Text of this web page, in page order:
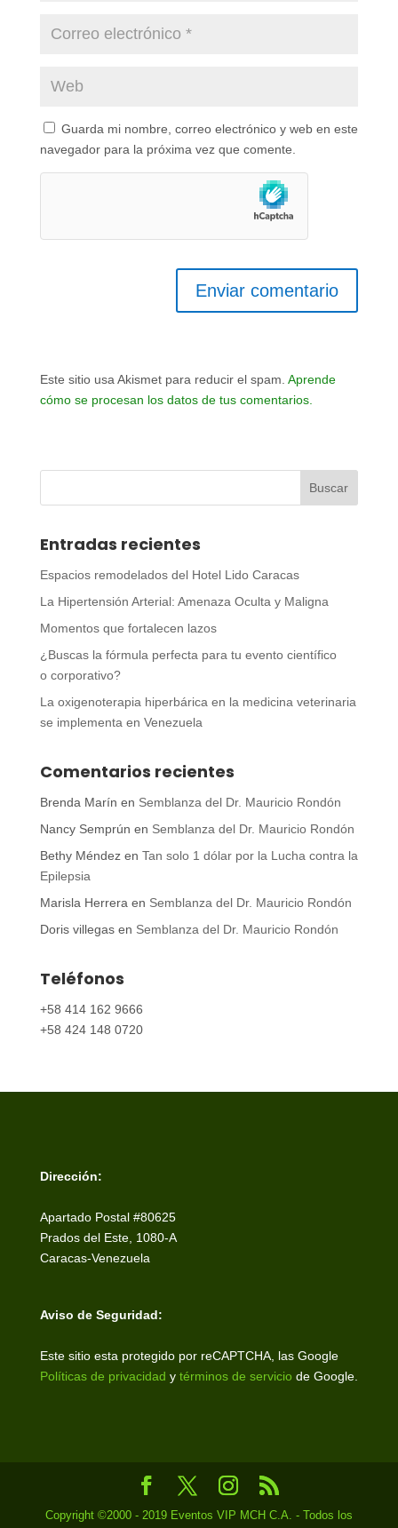
Guarda mi nombre, correo electrónico y web en este
navegador para la próxima vez que comente.
Este sitio usa Akismet para reducir el spam. Aprende
cómo se procesan los datos de tus comentarios.
Entradas recientes
Espacios remodelados del Hotel Lido Caracas
La Hipertensión Arterial: Amenaza Oculta y Maligna
Momentos que fortalecen lazos
¿Buscas la fórmula perfecta para tu evento científico
o corporativo?
La oxigenoterapia hiperbárica en la medicina veterinaria
se implementa en Venezuela
Comentarios recientes
Brenda Marín en Semblanza del Dr. Mauricio Rondón
Nancy Semprún en Semblanza del Dr. Mauricio Rondón
Bethy Méndezen Tan solo 1 dólar por la Lucha contra la
Epilepsia
Marisla Herrera en Semblanza del Dr. Mauricio Rondón
Doris villegasen Semblanza del Dr. Mauricio Rondón
Teléfonos
+58 414 162 9666
+58 424 148 0720
Dirección:
Apartado Postal #80625
Prados del Este, 1080-A
Caracas-Venezuela
Aviso de Seguridad:
Este sitio esta protegido por reCAPTCHA, las Google
Políticas de privacidad y términos de servicio de Google.
Copyright ©2000 - 2019 Eventos VIP MCH C.A. - Todos los